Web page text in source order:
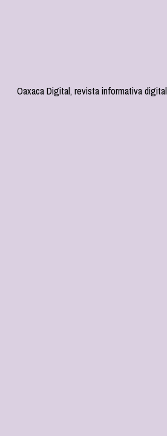
Oaxaca Digital, revista informativa digital